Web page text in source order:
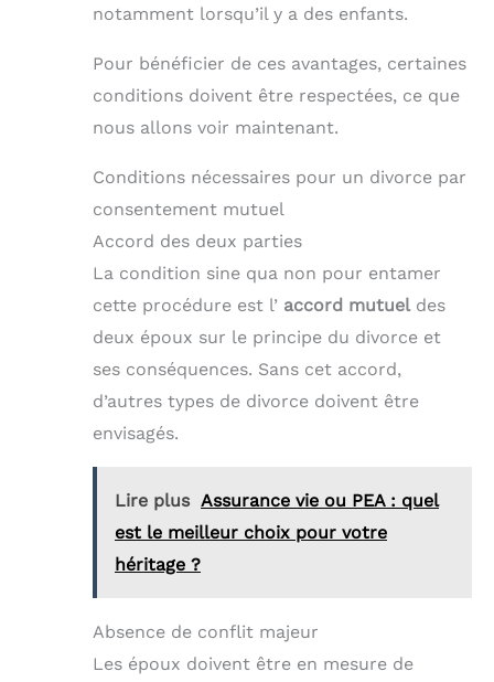
notamment lorsqu’il y a des enfants.
Pour bénéficier de ces avantages, certaines
conditions doivent être respectées, ce que
nous allons voir maintenant.
Conditions nécessaires pour un divorce par
consentement mutuel
Accord des deux parties
La condition sine qua non pour entamer
cette procédure est l’ accord mutueldes
deux époux sur le principe du divorce et
ses conséquences. Sans cet accord,
d’autres types de divorce doivent être
envisagés.
Lire plus Assurance vie ou PEA : quel
est le meilleur choix pour votre
héritage ?
Absence de conflit majeur
Les époux doivent être en mesure de